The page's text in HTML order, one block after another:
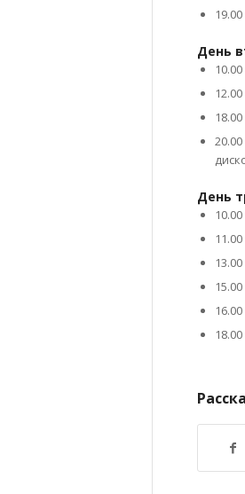
День
День